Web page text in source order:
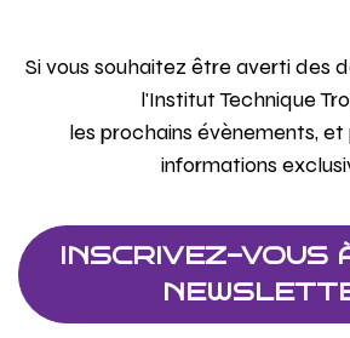
Si vous souhaitez être averti des
l'Institut Technique
les prochains évènements,
informations
INSCRIVEZ-VOUS